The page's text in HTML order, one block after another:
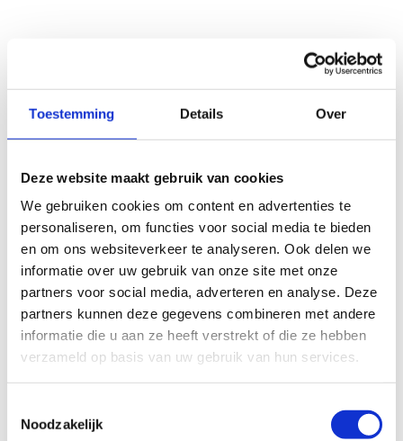
Toestemming Details Over
Deze website maakt gebruik van cookies
We gebruiken cookies om content en advertenties te
personaliseren, om functies voor social media te bieden
en om ons websiteverkeer te analyseren. Ook delen we
informatie over uw gebruik van onze site met onze
partners voor social media, adverteren en analyse. Deze
partners kunnen deze gegevens combineren met andere
informatie die u aan ze heeft verstrekt of die ze hebben
verzameld op basis van uw gebruik van hun services.
Noodzakelijk